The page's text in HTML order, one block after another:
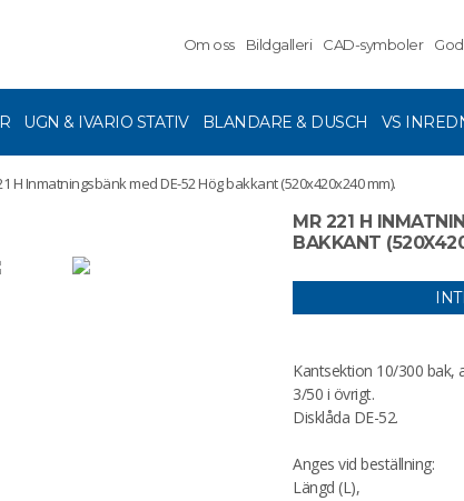
Om oss Bildgalleri CAD-symboler
UGN & IVARIO STATIV BLANDARE & DUSCH VS
H Inmatningsbänk med DE-52 Hög bakkant (520x420x240 mm).
MR 221 H
BAKKANT
Kantsektion 10/300 bak,
3/50 i övrigt.
Disklåda DE-52.
Anges vid beställning:
Längd (L),